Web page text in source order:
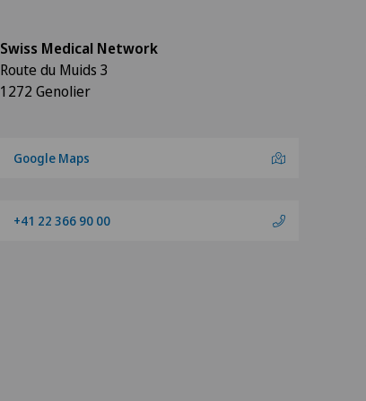
Swiss Medical Network
Route du Muids 3
1272 Genolier
Google Maps
+41 22 366 90 00